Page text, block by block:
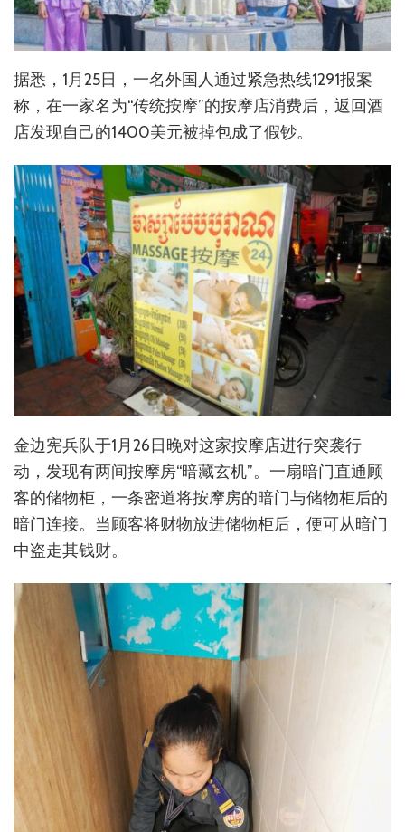
据悉，1月25日，一名外国人通过紧急热线1291报案
称，在一家名为“传统按摩”的按摩店消费后，返回酒
店发现自己的1400美元被掉包成了假钞。
金边宪兵队于1月26日晚对这家按摩店进行突袭行
动，发现有两间按摩房“暗藏玄机”。一扇暗门直通顾
客的储物柜，一条密道将按摩房的暗门与储物柜后的
暗门连接。当顾客将财物放进储物柜后，便可从暗门
中盗走其钱财。